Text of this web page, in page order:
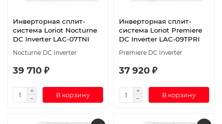
Инверторная сплит-
система Loriot Nocturne
DC Inverter LAC-07TNI
Nocturne DC Inverter
39 710 ₽
В корзину
Инверторная сплит-
система Loriot Premiere
DC Inverter LAC-09TPRI
Premiere DC Inverter
37 920 ₽
В корзину